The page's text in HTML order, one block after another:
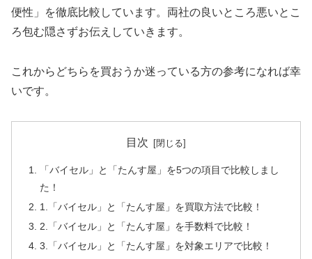
便性」を徹底比較しています。両社の良いところ悪いとこ
ろ包む隠さずお伝えしていきます。
これからどちらを買おうか迷っている方の参考になれば幸
いです。
目次
「バイセル」と「たんす屋」を5つの項目で比較しまし
た！
1.「バイセル」と「たんす屋」を買取方法で比較！
2.「バイセル」と「たんす屋」を手数料で比較！
3.「バイセル」と「たんす屋」を対象エリアで比較！